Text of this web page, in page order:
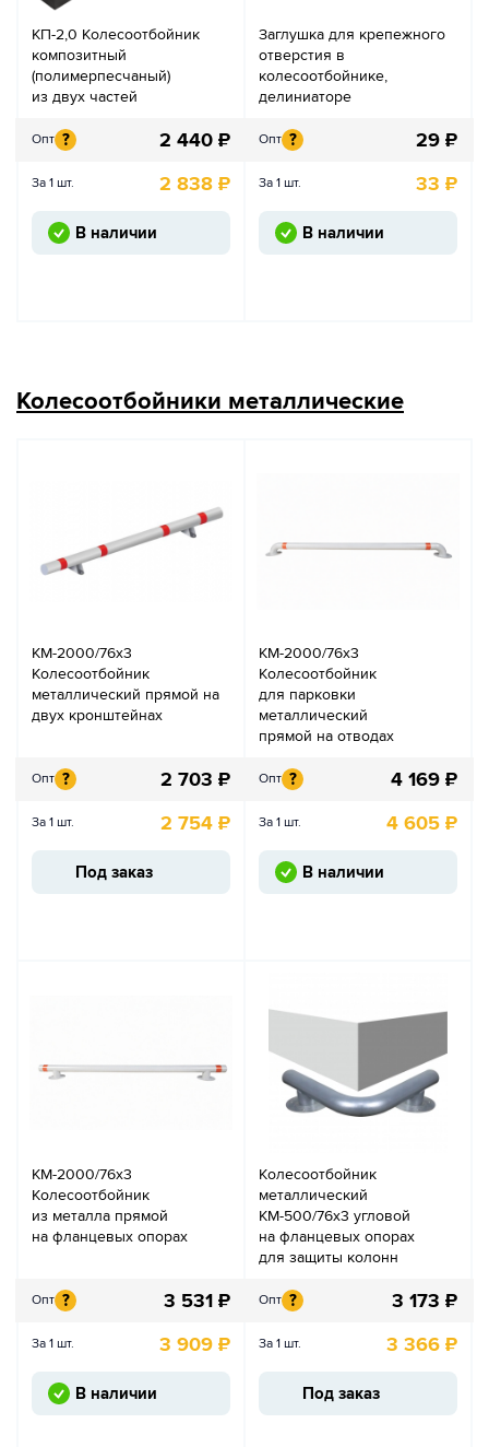
КП-2,0 Колесоотбойник
композитный
(полимерпесчаный)
из двух частей
Опт ? 2 440 ₽
За 1 шт. 2 838 ₽
В наличии
Заглушка для крепежного
отверстия в
колесоотбойнике,
делиниаторе
Опт ? 29 ₽
За 1 шт. 33 ₽
В наличии
Колесоотбойники металлические
КМ-2000/76х3
Колесоотбойник
металлический прямой на
двух кронштейнах
Опт ? 2 703 ₽
За 1 шт. 2 754 ₽
Под заказ
КМ-2000/76х3
Колесоотбойник
для парковки
металлический
прямой на отводах
Опт ? 4 169 ₽
За 1 шт. 4 605 ₽
В наличии
КМ-2000/76х3
Колесоотбойник
из металла прямой
на фланцевых опорах
Опт ? 3 531 ₽
За 1 шт. 3 909 ₽
В наличии
Колесоотбойник
металлический
КМ-500/76х3 угловой
на фланцевых опорах
для защиты колонн
Опт ? 3 173 ₽
За 1 шт. 3 366 ₽
Под заказ